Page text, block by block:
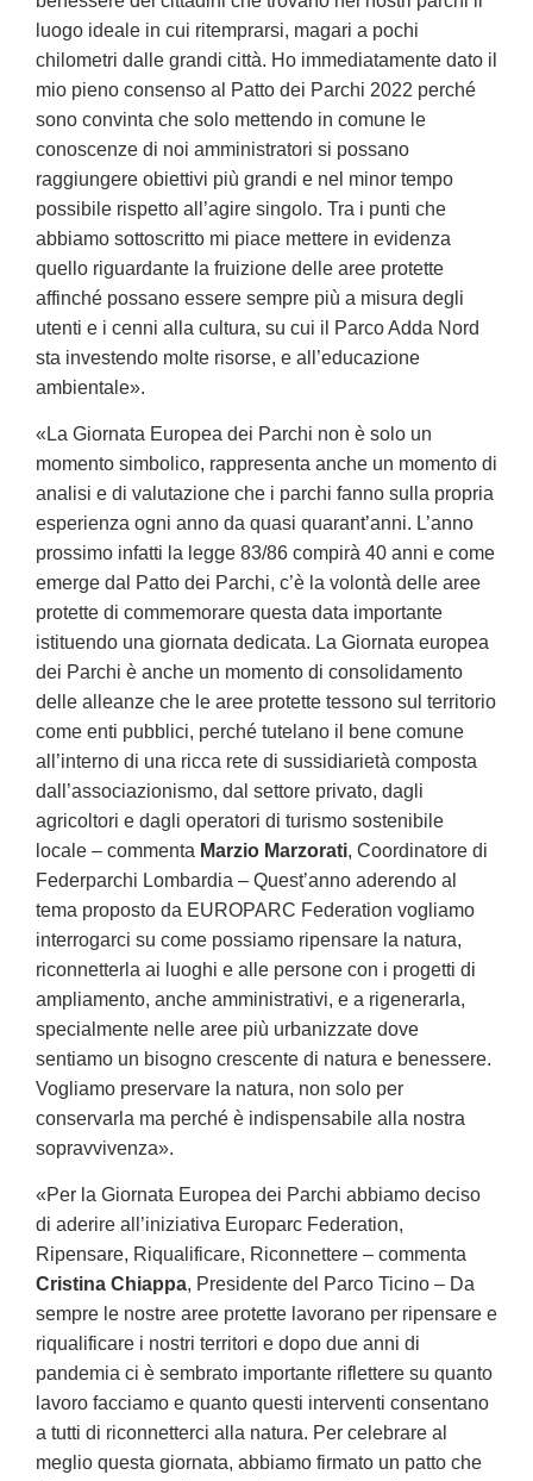
luogo ideale in cui ritemprarsi, magari a pochi
chilometri dalle grandi città. Ho immediatamente dato il
mio pieno consenso al Patto dei Parchi 2022 perché
sono convinta che solo mettendo in comune le
conoscenze di noi amministratori si possano
raggiungere obiettivi più grandi e nel minor tempo
possibile rispetto all’agire singolo. Tra i punti che
abbiamo sottoscritto mi piace mettere in evidenza
quello riguardante la fruizione delle aree protette
affinché possano essere sempre più a misura degli
utenti e i cenni alla cultura, su cui il Parco Adda Nord
sta investendo molte risorse, e all’educazione
ambientale».
«La Giornata Europea dei Parchi non è solo un
momento simbolico, rappresenta anche un momento di
analisi e di valutazione che i parchi fanno sulla propria
esperienza ogni anno da quasi quarant’anni. L’anno
prossimo infatti la legge 83/86 compirà 40 anni e come
emerge dal Patto dei Parchi, c’è la volontà delle aree
protette di commemorare questa data importante
istituendo una giornata dedicata. La Giornata europea
dei Parchi è anche un momento di consolidamento
delle alleanze che le aree protette tessono sul territorio
come enti pubblici, perché tutelano il bene comune
all’interno di una ricca rete di sussidiarietà composta
dall’associazionismo, dal settore privato, dagli
agricoltori e dagli operatori di turismo sostenibile
locale – commenta Marzio Marzorati, Coordinatore di
Federparchi Lombardia – Quest’anno aderendo al
tema proposto da EUROPARC Federation vogliamo
interrogarci su come possiamo ripensare la natura,
riconnetterla ai luoghi e alle persone con i progetti di
ampliamento, anche amministrativi, e a rigenerarla,
specialmente nelle aree più urbanizzate dove
sentiamo un bisogno crescente di natura e benessere.
Vogliamo preservare la natura, non solo per
conservarla ma perché è indispensabile alla nostra
sopravvivenza».
«Per la Giornata Europea dei Parchi abbiamo deciso
di aderire all’iniziativa Europarc Federation,
Ripensare, Riqualificare, Riconnettere – commenta
Cristina Chiappa, Presidente del Parco Ticino – Da
sempre le nostre aree protette lavorano per ripensare e
riqualificare i nostri territori e dopo due anni di
pandemia ci è sembrato importante riflettere su quanto
lavoro facciamo e quanto questi interventi consentano
a tutti di riconnetterci alla natura. Per celebrare al
meglio questa giornata, abbiamo firmato un patto che